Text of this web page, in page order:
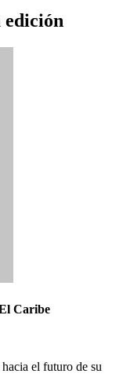
edición
Caribe
el futuro de su